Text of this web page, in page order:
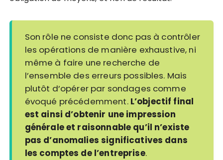
Son rôle ne consiste donc pas à contrôler
les opérations de manière exhaustive, ni
même à faire une recherche de
l’ensemble des erreurs possibles. Mais
plutôt d’opérer par sondages comme
évoqué précédemment. L’objectif final
est ainsi d’obtenir une impression
générale et raisonnable qu’il n’existe
pas d’anomalies significatives dans
les comptes de l’entreprise.